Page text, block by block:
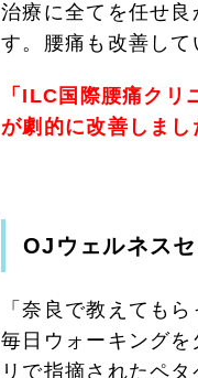
治療に全てを任せ
す。腰痛も改善して
「ILC国際腰痛ク
が劇的に改善しまし
OJウェルネス
「奈良で教えても
毎日ウォーキング
リで指摘されたペ